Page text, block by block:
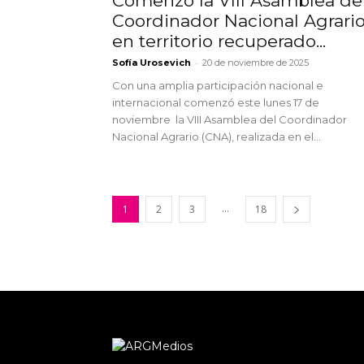
Coordinador Nacional
en territorio recuperado...
Sofía Urosevich - 20 de noviembre de 2025
Con una amplia participación nacional e
internacional comenzó este lunes 17 de
noviembre la VIII Asamblea del Coordinador
Nacional Agrario (CNA), realizada en el...
1 2 3 ... 18